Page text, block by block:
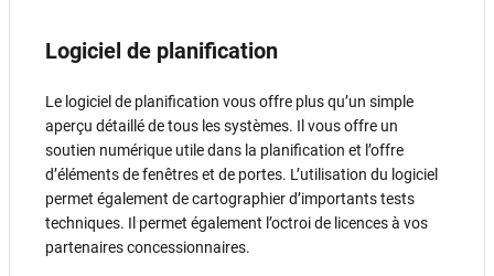
Logiciel de planification
Le logiciel de planification vous offre plus qu’un simple
aperçu détaillé de tous les systèmes. Il vous offre un
soutien numérique utile dans la planification et l’offre
d’éléments de fenêtres et de portes. L’utilisation du logiciel
permet également de cartographier d’importants tests
techniques. Il permet également l’octroi de licences à vos
partenaires concessionnaires.